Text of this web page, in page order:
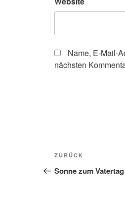
Name, E-Mail-
nächsten
Vorheriger
Beitrag
ZURÜCK
Sonne zum